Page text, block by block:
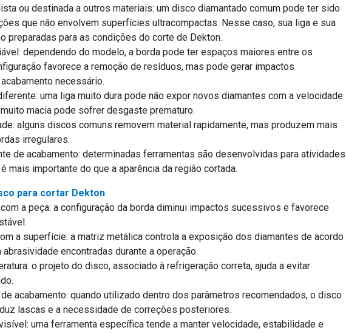
ou destinada a outros materiais: um disco diamantado comum pode ter sido
que não envolvem superfícies ultracompactas. Nesse caso, sua liga e sua
preparadas para as condições do corte de Dekton.
dependendo do modelo, a borda pode ter espaços maiores entre os
favorece a remoção de resíduos, mas pode gerar impactos
necessário.
uma liga muito dura pode não expor novos diamantes com a velocidade
macia pode sofrer desgaste prematuro.
alguns discos comuns removem material rapidamente, mas produzem mais
irregulares.
de acabamento: determinadas ferramentas são desenvolvidas para atividades
mais importante do que a aparência da região cortada.
para cortar Dekton
a peça: a configuração da borda diminui impactos sucessivos e favorece
a superfície: a matriz metálica controla a exposição dos diamantes de acordo
encontradas durante a operação.
o projeto do disco, associado à refrigeração correta, ajuda a evitar
acabamento: quando utilizado dentro dos parâmetros recomendados, o disco
lascas e a necessidade de correções posteriores.
uma ferramenta específica tende a manter velocidade, estabilidade e